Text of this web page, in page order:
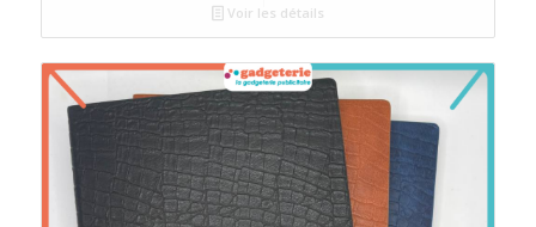
Voir les détails